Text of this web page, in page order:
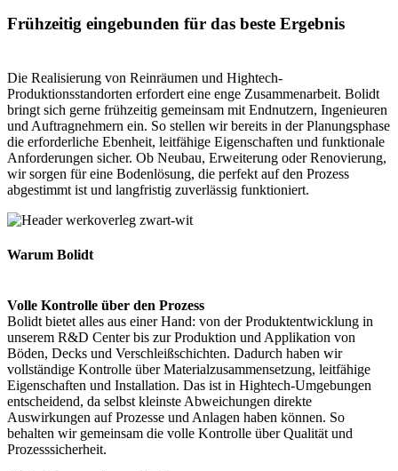
Frühzeitig eingebunden für das beste Ergebnis
Die Realisierung von Reinräumen und Hightech-
Produktionsstandorten erfordert eine enge Zusammenarbeit. Bolidt
bringt sich gerne frühzeitig gemeinsam mit Endnutzern, Ingenieuren
und Auftragnehmern ein. So stellen wir bereits in der Planungsphase
die erforderliche Ebenheit, leitfähige Eigenschaften und funktionale
Anforderungen sicher. Ob Neubau, Erweiterung oder Renovierung,
wir sorgen für eine Bodenlösung, die perfekt auf den Prozess
abgestimmt ist und langfristig zuverlässig funktioniert.
Warum Bolidt
Volle Kontrolle über den Prozess
Bolidt bietet alles aus einer Hand: von der Produktentwicklung in
unserem R&D Center bis zur Produktion und Applikation von
Böden, Decks und Verschleißschichten. Dadurch haben wir
vollständige Kontrolle über Materialzusammensetzung, leitfähige
Eigenschaften und Installation. Das ist in Hightech-Umgebungen
entscheidend, da selbst kleinste Abweichungen direkte
Auswirkungen auf Prozesse und Anlagen haben können. So
behalten wir gemeinsam die volle Kontrolle über Qualität und
Prozesssicherheit.